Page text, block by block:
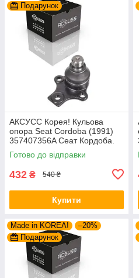
Подарунок
AКСУСС Корея! Кульова
опора Seat Cordoba (1991)
357407356A Сеат Кордоба.
Aксусс Корея - Оригинал!
Готово до відправки
432 ₴ 540 ₴
Купити
Made in KOREA!
–20%
Подарунок